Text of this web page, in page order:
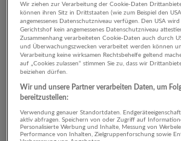
1 Beratung,
Öffentliche
Wir ziehen zur Verarbeitung der Cookie-Daten
können ihren Sitz in Drittstaaten (wie zum Beispiel den
angemessenes Datenschutzniveau verfügen. Den USA
Gerichtshof kein angemessenes Datenschutzniveau
Zusammenhang verarbeiteten Cookie-Daten auch durch
und Überwachungszwecken verarbeitet werden können
Verarbeitung keine wirksamen Rechtsbehelfe geltend
auf „Cookies zulassen“ stimmen Sie zu, dass wir
beiziehen dürfen.
Wir und unsere Partner verarbeiten Daten, um
bereitzustellen:
Verwendung genauer Standortdaten.
aktiv abfragen. Speichern von oder Zugriff auf
Personalisierte Werbung und Inhalte, Messung von
Performance von Inhalten, Zielgruppenforschung sowie